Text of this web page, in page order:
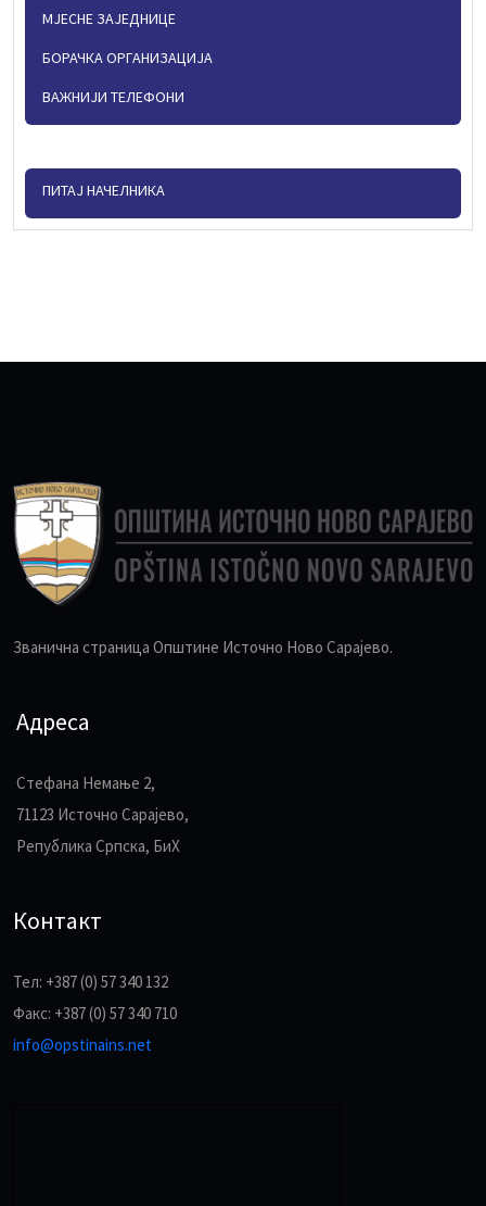
МЈЕСНЕ ЗАЈЕДНИЦЕ
БОРАЧКА ОРГАНИЗАЦИЈА
ВАЖНИЈИ ТЕЛЕФОНИ
ПИТАЈ НАЧЕЛНИКА
Званична страница Општине Источно Ново Сарајево.
Адреса
Стефана Немање 2,
71123 Источно Сарајево,
Република Српска, БиХ
Контакт
Тел: +387 (0) 57 340 132
Факс: +387 (0) 57 340 710
info@opstinains.net